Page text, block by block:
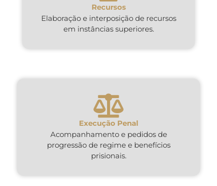
Recursos
Elaboração e interposição de recursos
em instâncias superiores.
Execução Penal
Acompanhamento e pedidos de
progressão de regime e benefícios
prisionais.